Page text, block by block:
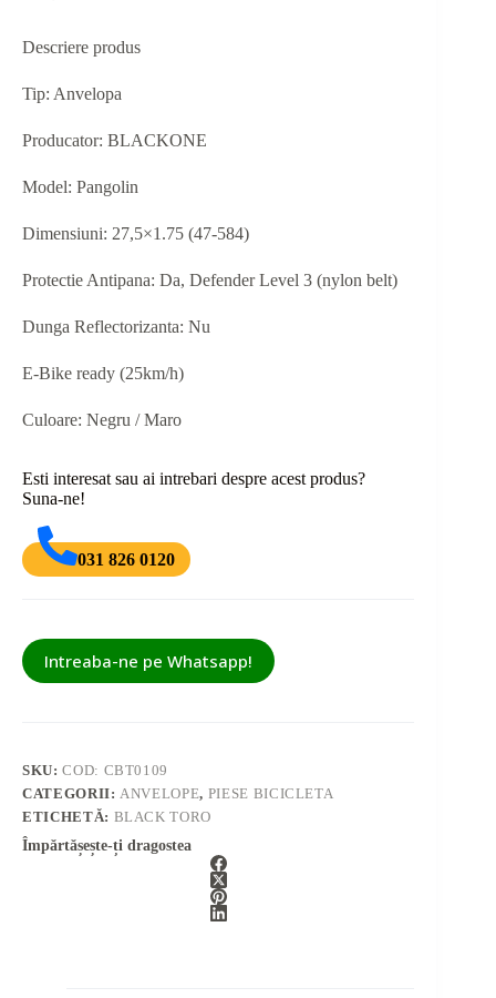
Descriere produs
Tip: Anvelopa
Producator: BLACKONE
Model: Pangolin
Dimensiuni: 27,5×1.75 (47-584)
Protectie Antipana: Da, Defender Level 3 (nylon belt)
Dunga Reflectorizanta: Nu
E-Bike ready (25km/h)
Culoare: Negru / Maro
Esti interesat sau ai intrebari despre acest produs?
Suna-ne!
031 826 0120
Intreaba-ne pe Whatsapp!
SKU:COD: CBT0109
CATEGORII: ANVELOPE, PIESE BICICLETA
ETICHETĂ: BLACK TORO
Împărtășește-ți dragostea